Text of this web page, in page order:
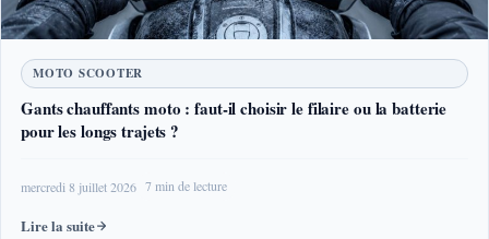
MOTO SCOOTER
Gants chauffants moto : faut-il choisir le filaire ou la batterie
pour les longs trajets ?
mercredi 8 juillet 2026 7 min de lecture
Lire la suite